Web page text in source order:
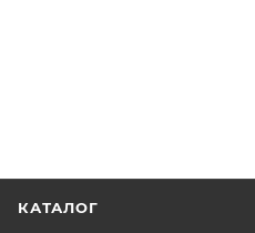
КАТАЛОГ